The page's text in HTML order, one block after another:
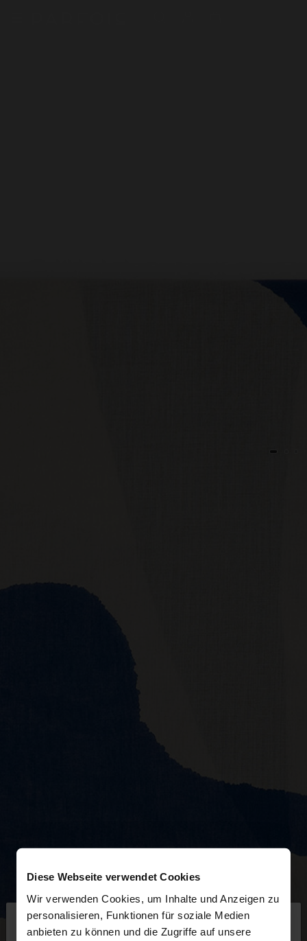
Diese Webseite verwendet Cookies
Wir verwenden Cookies, um Inhalte und Anzeigen zu
personalisieren, Funktionen für soziale Medien
anbieten zu können und die Zugriffe auf unsere
hallo